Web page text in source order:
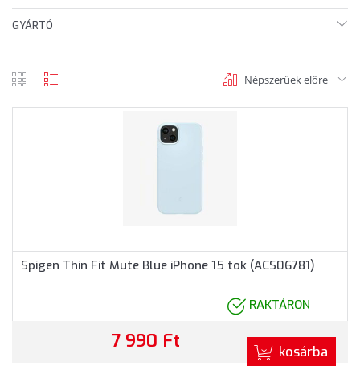
GYÁRTÓ
Népszerüek előre
Spigen Thin Fit Mute Blue iPhone 15 tok (ACS06781)
RAKTÁRON
7 990 Ft kosárba